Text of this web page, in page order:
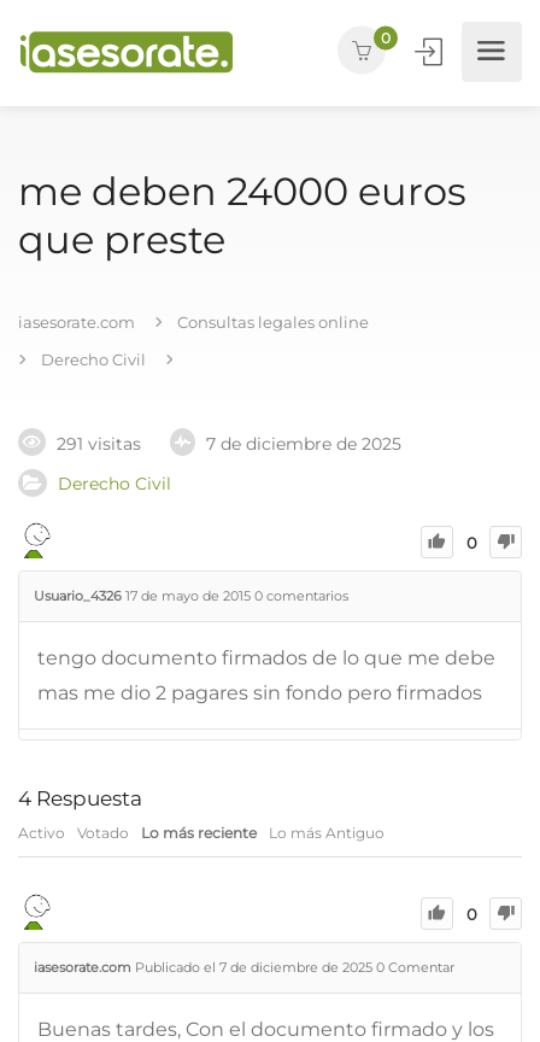
0
me deben 24000 euros
que preste
iasesorate.com
Consultas legales online
Derecho Civil
291 visitas
7 de diciembre de 2025
Derecho Civil
0
Usuario_4326 17 de mayo de 2015 0 comentarios
tengo documento firmados de lo que me debe
mas me dio 2 pagares sin fondo pero firmados
4 Respuesta
Activo Votado Lo más reciente Lo más Antiguo
0
iasesorate.com Publicado el 7 de diciembre de 2025 0 Comentar
Buenas tardes, Con el documento firmado y los